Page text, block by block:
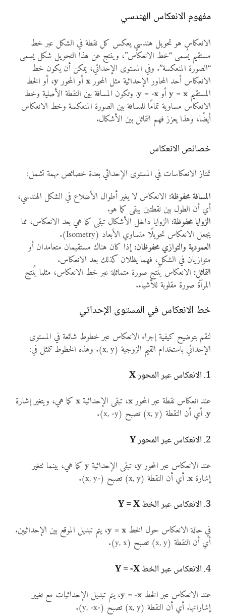
مفهوم الانعكاس الهندسي
الانعكاس هو تحويل هندسي يعكس كل نقطة في الشكل عبر خط
مستقيم يُسمى “خط الانعكاس”، وينتج عن هذا التحويل شكل يسمى
“الصورة المنعكسة”. وفي المستوى الإحداثي، يمكن أن يكون خط
الانعكاس أحد المحاور الإحداثية مثل المحورxأو المحورy، أو الخط
المستقيم y = xأوy = -x. وتكون المسافة بين النقطة الأصلية وخط
الانعكاس مساوية تمامًا للمسافة بين الصورة المنعكسة وخط الانعكاس
أيضًا، وهذا يعزز فهم التماثل بين الأشكال.
خصائص الانعكاس
تمتاز الانعكاسات في المستوى الإحداثي بعدة خصائص مهمة تشمل:
المسافة محفوظة: الانعكاس لا يغير أطوال الأضلاع في الشكل الهندسي،
أي أن الطول بين نقطتين يبقى كما هو.
الزوايا محفوظة: الزوايا داخل الأشكال تبقى كما هي بعد الانعكاس، مما
يجعل الانعكاس تحويلًا متساوي الأبعاد (Isometry).
العمودية والتوازي محفوظان:إذا كان هناك مستقيمان متعامدان أو
متوازيان في الشكل، فهما يظلان كذلك بعد الانعكاس.
التماثل: الانعكاس يُنتج صورة متماثلة عبر خط الانعكاس، مثلما يُنتج
المرآة صورة مقلوبة للأشياء.
خط الانعكاس في المستوى الإحداثي
لنقم بتوضيح كيفية إجراء الانعكاس عبر خطوط شائعة في المستوى
الإحداثي باستخدام القيم الزوجية (x, y). وهذه الخطوط تتمثل في:
1. الانعكاس عبر المحور
X
عند انعكاس نقطة عبر المحورx، تبقى الإحداثيةxكما هي، ويتغير إشارة
y. أي أن النقطة (x, y) تصبح (x, -y).
2. الانعكاس عبر المحور
Y
عند الانعكاس عبر المحورy، تبقى الإحداثيةyكما هي، بينما تتغير
إشارة x. أي أن النقطة (x, y) تصبح (-x, y).
3. الانعكاس عبر الخط
Y = X
في حالة الانعكاس حول الخط y = x، يتم تبديل الموقع بين الإحداثيين.
أي أن النقطة (x, y) تصبح (y, x).
4. الانعكاس عبر الخط
Y = -x
عند الانعكاس عبر الخط y = -x، يتم تبديل الإحداثيات مع تغيير
إشاراتها. أي أن النقطة (x, y) تصبح (-y, -x).